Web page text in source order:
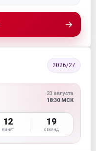
→
2026/27
23 августа
18:30 МСК
12
МИНУТ
18
СЕКУНД